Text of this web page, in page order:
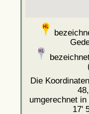
Die
umgerechnet
17'